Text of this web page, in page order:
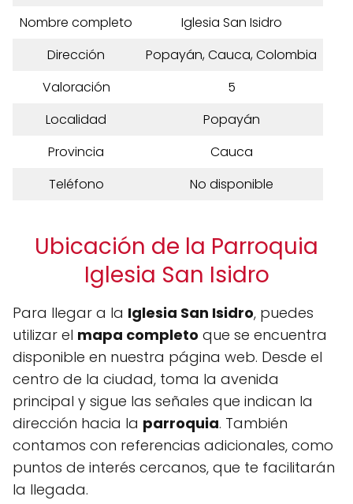
Nombre completo
Iglesia San Isidro
Dirección
Popayán, Cauca, Colombia
Valoración
5
Localidad
Popayán
Provincia
Cauca
Teléfono
No disponible
Ubicación de la Parroquia
Iglesia San Isidro
Para llegar a la Iglesia San Isidro, puedes
utilizar el mapa completo que se encuentra
disponible en nuestra página web. Desde el
centro de la ciudad, toma la avenida
principal y sigue las señales que indican la
dirección hacia la parroquia. También
contamos con referencias adicionales, como
puntos de interés cercanos, que te facilitarán
la llegada.